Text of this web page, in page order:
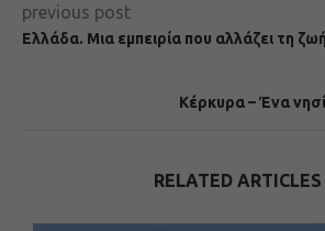
previous post
Ελλάδα. Μια εμπειρία που αλλάζει τη ζωή
Κέρκυρα – Ένα
RELATED ARTICLES